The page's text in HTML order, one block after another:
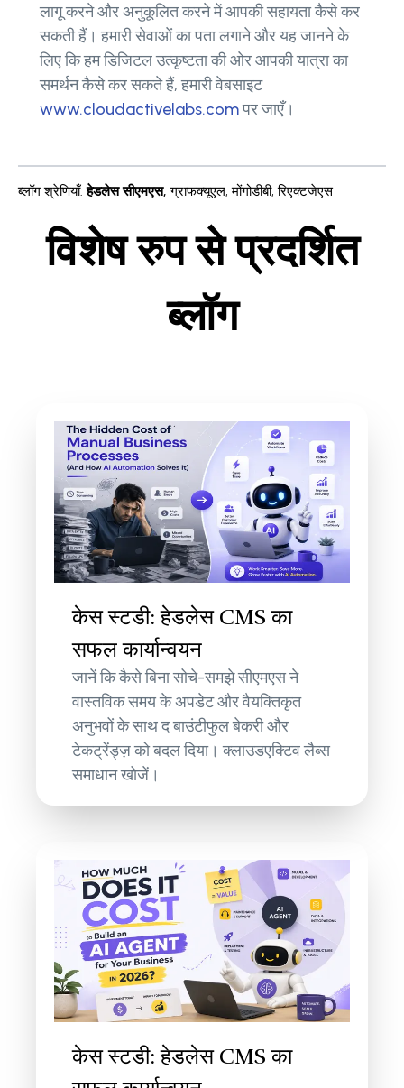
लागू करने और अनुकूलित करने में आपकी सहायता कैसे कर
सकती हैं। हमारी सेवाओं का पता लगाने और यह जानने के
लिए कि हम डिजिटल उत्कृष्टता की ओर आपकी यात्रा का
समर्थन कैसे कर सकते हैं, हमारी वेबसाइट
www.cloudactivelabs.comपर जाएँ।
ब्लॉग श्रेणियाँ: हेडलेस सीएमएस, ग्राफक्यूएल,मोंगोडीबी,रिएक्टजेएस
विशेष रुप से प्रदर्शित
ब्लॉग
केस स्टडी: हेडलेस CMS का
सफल कार्यान्वयन
जानें कि कैसे बिना सोचे-समझे सीएमएस ने
वास्तविक समय के अपडेट और वैयक्तिकृत
अनुभवों के साथ द बाउंटीफुल बेकरी और
टेकट्रेंड्ज़ को बदल दिया। क्लाउडएक्टिव लैब्स
समाधान खोजें।
केस स्टडी: हेडलेस CMS का